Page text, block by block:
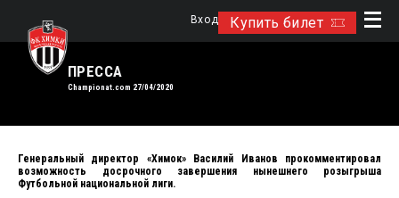
Купить билет
Вход
ПРЕССА
Championat.com 27/04/2020
Генеральный директор «Химок» Василий Иванов прокомментировал
возможность досрочного завершения нынешнего розыгрыша
Футбольной национальной лиги.